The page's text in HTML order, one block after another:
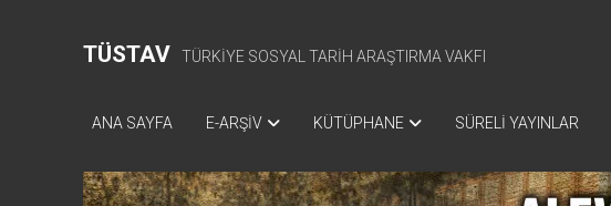
TÜSTAV TÜRKİYE SOSYAL TARİH ARAŞTIRMA VAKFI
ANA SAYFA E-ARŞİV KÜTÜPHANE SÜRELİ YAYINLAR